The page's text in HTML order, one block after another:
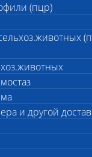
(пцр)
и другой
его
организма,
роли
процессе.
отбора проб
кожи,